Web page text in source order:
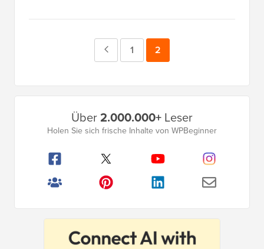
Vorherige
Seite
1 Seite
2
Seitenleistenmenü
Über2.000.000+ Leser
Holen Sie sich frische Inhalte von WPBeginner